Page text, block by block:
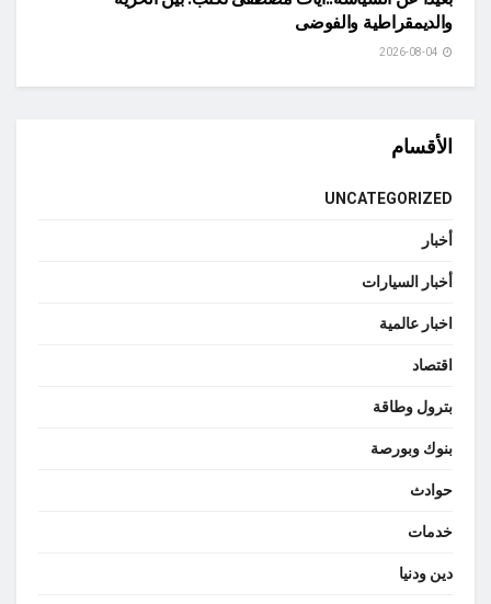
والديمقراطية والفوضى
الأقسام
UNCATEGORIZED
أخبار
أخبار السيارات
اخبار عالمية
اقتصاد
بترول وطاقة
بنوك وبورصة
حوادث
خدمات
دين ودنيا